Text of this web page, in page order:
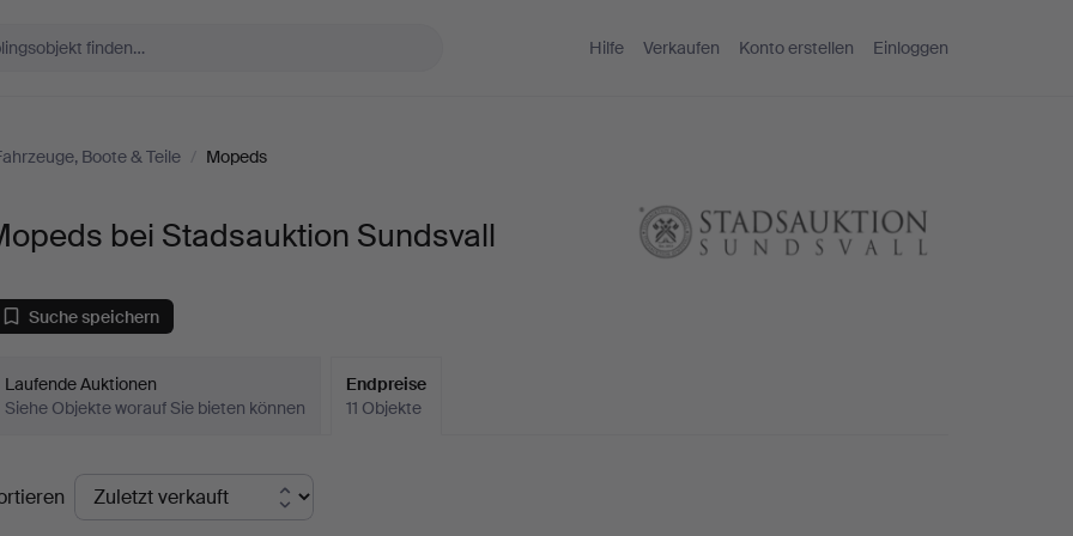
Hilfe Verkaufen Konto erstellen Einloggen
Boote & Teile / Mopeds
bei Stadsauktion Sundsvall
Suche speichern
Laufende Auktionen
Siehe Objekte worauf Sie bieten können
Endpreise
11 Objekte
Endpreise